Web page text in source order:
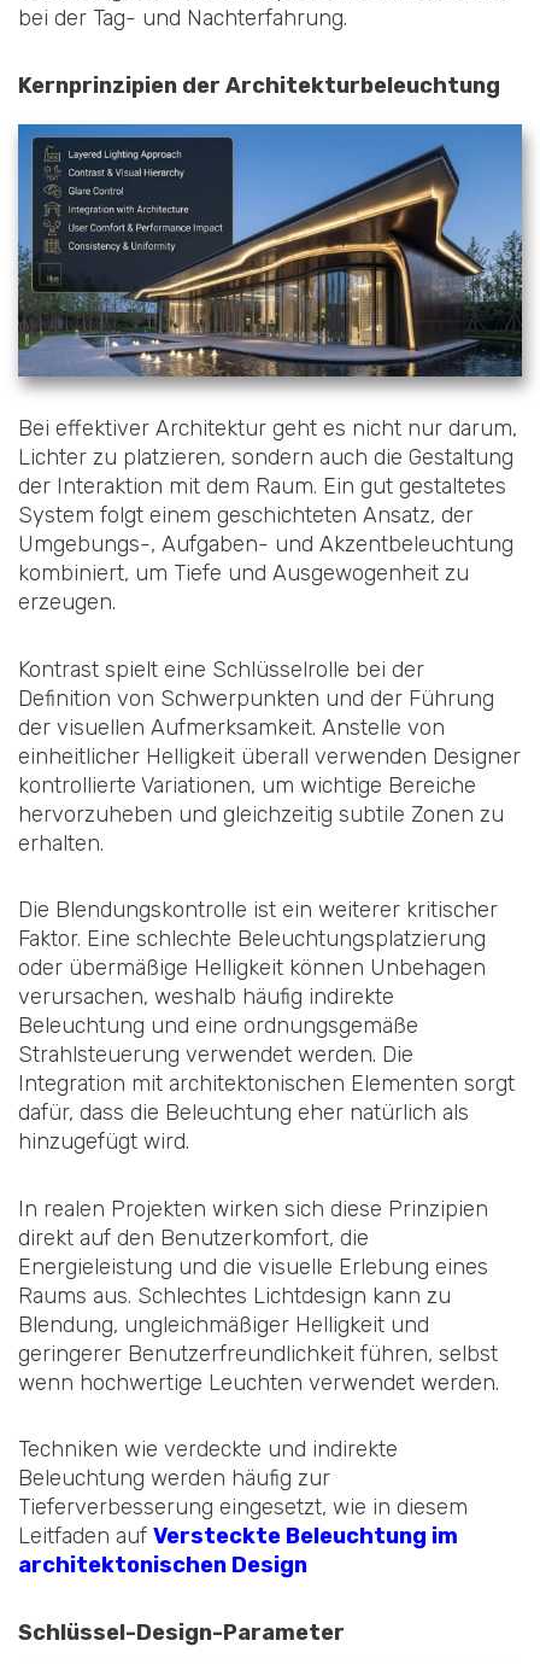
bei der Tag- und Nachterfahrung.
Kernprinzipien der Architekturbeleuchtung
Bei effektiver Architektur geht es nicht nur darum,
Lichter zu platzieren, sondern auch die Gestaltung
der Interaktion mit dem Raum. Ein gut gestaltetes
System folgt einem geschichteten Ansatz, der
Umgebungs-, Aufgaben- und Akzentbeleuchtung
kombiniert, um Tiefe und Ausgewogenheit zu
erzeugen.
Kontrast spielt eine Schlüsselrolle bei der
Definition von Schwerpunkten und der Führung
der visuellen Aufmerksamkeit. Anstelle von
einheitlicher Helligkeit überall verwenden Designer
kontrollierte Variationen, um wichtige Bereiche
hervorzuheben und gleichzeitig subtile Zonen zu
erhalten.
Die Blendungskontrolle ist ein weiterer kritischer
Faktor. Eine schlechte Beleuchtungsplatzierung
oder übermäßige Helligkeit können Unbehagen
verursachen, weshalb häufig indirekte
Beleuchtung und eine ordnungsgemäße
Strahlsteuerung verwendet werden. Die
Integration mit architektonischen Elementen sorgt
dafür, dass die Beleuchtung eher natürlich als
hinzugefügt wird.
In realen Projekten wirken sich diese Prinzipien
direkt auf den Benutzerkomfort, die
Energieleistung und die visuelle Erlebung eines
Raums aus. Schlechtes Lichtdesign kann zu
Blendung, ungleichmäßiger Helligkeit und
geringerer Benutzerfreundlichkeit führen, selbst
wenn hochwertige Leuchten verwendet werden.
Techniken wie verdeckte und indirekte
Beleuchtung werden häufig zur
Tieferverbesserung eingesetzt, wie in diesem
Leitfaden auf Versteckte Beleuchtung im
architektonischen Design
Schlüssel-Design-Parameter